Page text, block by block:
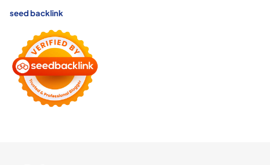
seed backlink